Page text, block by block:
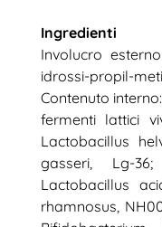
Ingredienti
Involucro
idrossi-propil-
Contenuto
fermenti lattici
Lactobacillus
gasseri, Lg-
Lactobacillus
rhamnosus,